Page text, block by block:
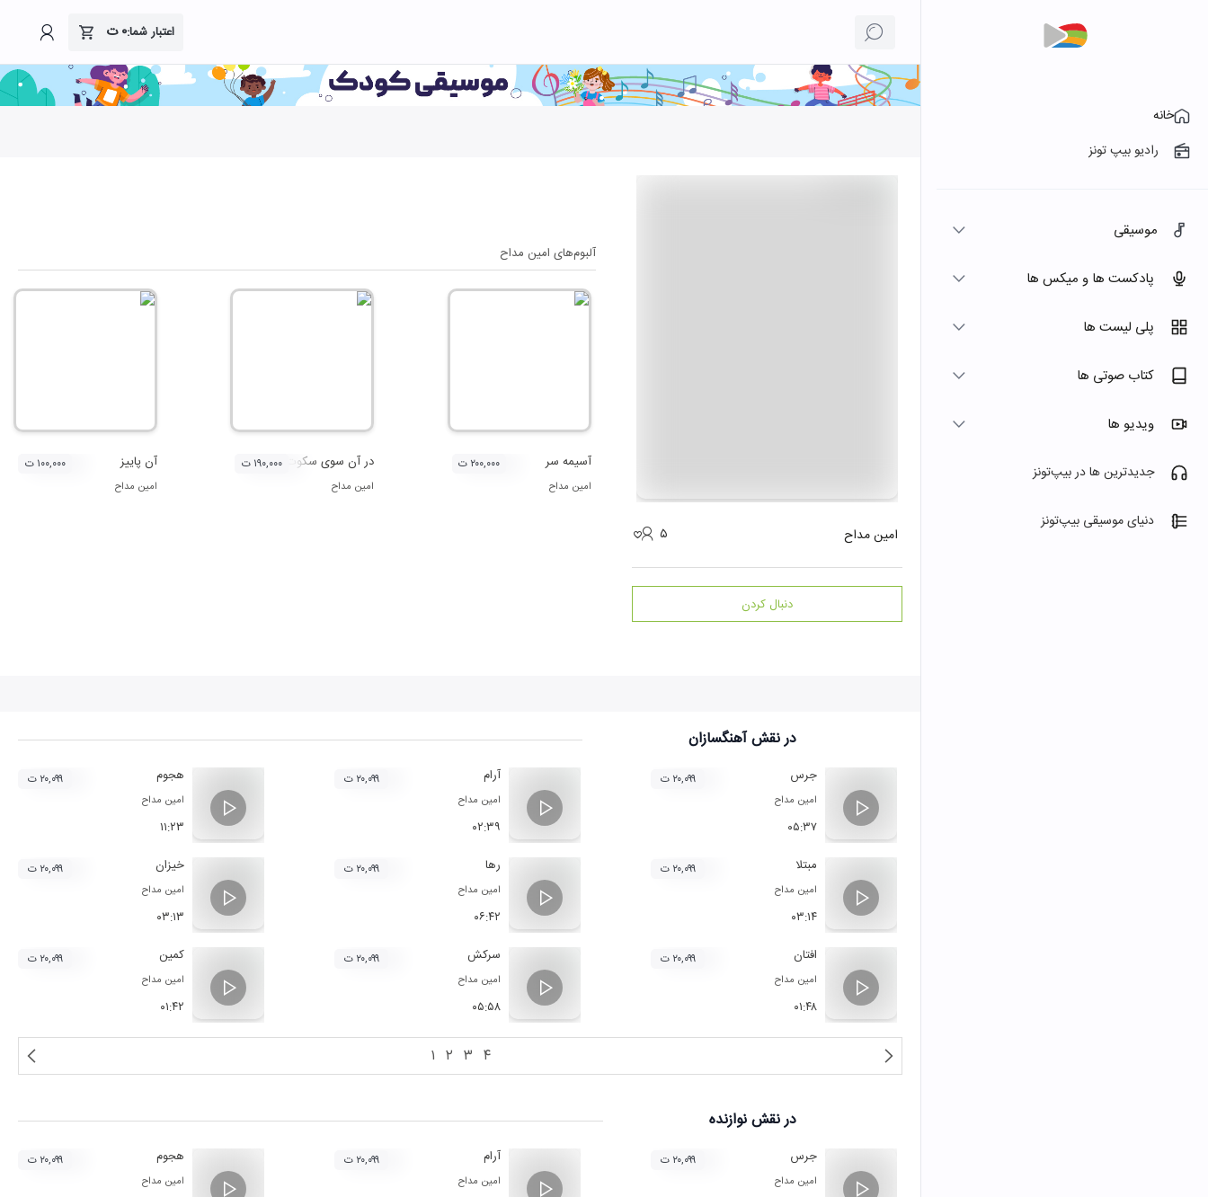
اعتبار شما:۰ت
خانه
رادیو بیپ تونز
موسیقی
پادکست ها و میکس ها
پلی لیست ها
کتاب صوتی ها
ویدیو ها
جدیدترین ها در بیپ‌تونز
دنیای موسیقی بیپ‌تونز
امین مداح ۵
دنبال کردن
آلبوم‌های امین مداح
آسیمه سر
امین مداح
۲۰۰,۰۰۰ ت در آن سوی سکوت
امین مداح
۱۹۰,۰۰۰ ت آن پاییز
امین مداح
۱۰۰,۰۰۰ ت
در نقشآهنگسازان
جرس
امین مداح
۰۵:۳۷
۲۰,۰۹۹ ت آرام
امین مداح
۰۲:۳۹
۲۰,۰۹۹ ت هجوم
امین مداح
۱۱:۲۳
۲۰,۰۹۹ ت
مبتلا
امین مداح
۰۳:۱۴
۲۰,۰۹۹ ت رها
امین مداح
۰۶:۴۲
۲۰,۰۹۹ ت خیزان
امین مداح
۰۳:۱۳
۲۰,۰۹۹ ت
افتان
امین مداح
۰۱:۴۸
۲۰,۰۹۹ ت سرکش
امین مداح
۰۵:۵۸
۲۰,۰۹۹ ت کمین
امین مداح
۰۱:۴۲
۲۰,۰۹۹ ت
۱ ۲ ۳ ۴
در نقشنوازنده
جرس
امین مداح
۲۰,۰۹۹ ت آرام
امین مداح
۲۰,۰۹۹ ت هجوم
امین مداح
۲۰,۰۹۹ ت